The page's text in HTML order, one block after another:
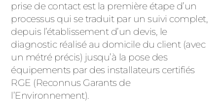
prise de contact est la première étape d’un
processus qui se traduit par un suivi complet,
depuis l’établissement d’un devis, le
diagnostic réalisé au domicile du client (avec
un métré précis) jusqu’à la pose des
équipements par des installateurs certifiés
RGE (Reconnus Garants de
l’Environnement).